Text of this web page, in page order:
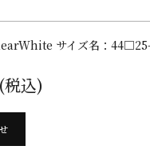
サイズ名：
込)